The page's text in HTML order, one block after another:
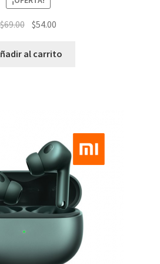
$69.00 El
original
$54.00
actual
al carrito